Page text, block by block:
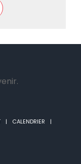
CALENDRIER